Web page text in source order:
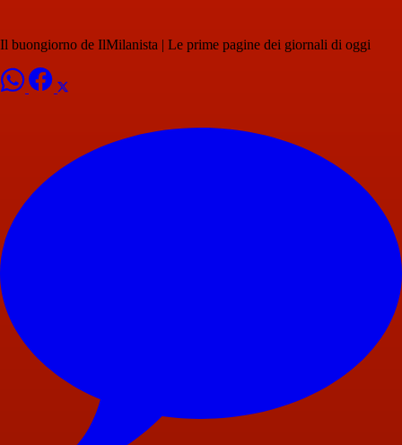
Il buongiorno de IlMilanista | Le prime pagine dei giornali di oggi